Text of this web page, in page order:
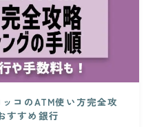
ッコのATM使い方完全攻
すすめ銀行